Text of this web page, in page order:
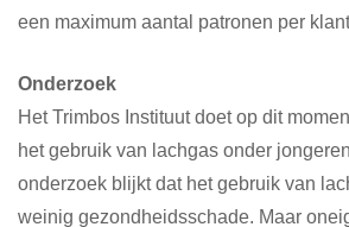
een maximum aantal patronen per
Onderzoek
Het Trimbos Instituut doet op dit
het gebruik van lachgas onder
onderzoek blijkt dat het gebruik van
weinig gezondheidsschade. Maar